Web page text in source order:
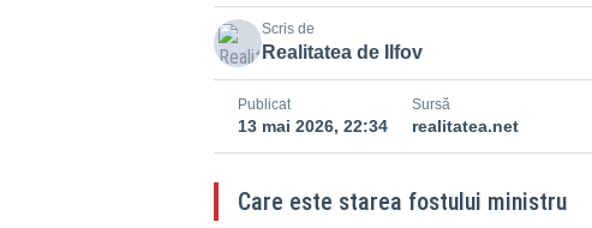
Scris de
Realitatea de Ilfov
Publicat
13 mai 2026, 22:34
Sursă
realitatea.net
Care este starea fostului ministru